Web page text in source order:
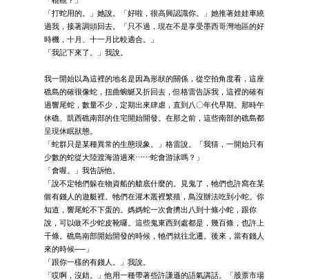
「打蛇用的。」她說。「好啦，很高興認識你。」她推著娃娃車繞
過我，接著調頭回去。「只不過，現在不是享受墨西哥灣地區的好
時機，十月、十一月比較適合。」
「我記下來了。」我說。
我一開始以為這裡的地名是因為形狀的關係，從空拍角度看，這座
礁島的確很像蛇，扭曲蜿蜒又折回去，但格雷告訴我，這裡的確有
過響尾蛇，數量不少，定期出來肆虐，直到八〇年代早期。那時午
休礁、凱西礁南部的住宅開始開發。在那之前，這些南部的礁島都
呈現休眠狀態。
「蛇群只是某種異常的生態現象。」格雷說。「我猜，一開始只有
少數的蛇從大陸渡海游過來⋯⋯蛇會游泳嗎？」
「會喔。」我告訴他。
「說不定牠們躲在物資船的艙底什麼的。見鬼了，牠們也許窩在某
個有錢人的遊艇裡。牠們在灌木叢裡繁殖，鳥沒辦法吃到小蛇。你
知道，響尾蛇不下蛋的。媽媽蛇一次會擠出八到十條小蛇，跟你
說，可以做不少蛇皮靴囉。這些鬼東西到處都是，幾百條，也許上
千條。礁島南部開始開發的時候，牠們就往北遷。後來，當有錢人
來的時候──」
「跟你一樣的有錢人。」我說。
「哎啊，沒錯。」他用一種帶著些許謙遜的語氣講話。「股票市場